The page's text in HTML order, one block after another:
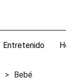
Entretenido
Bebé